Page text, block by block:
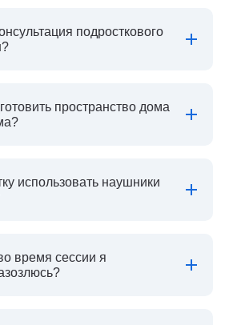
подросткового
пространство дома
использовать наушники
время сессии я